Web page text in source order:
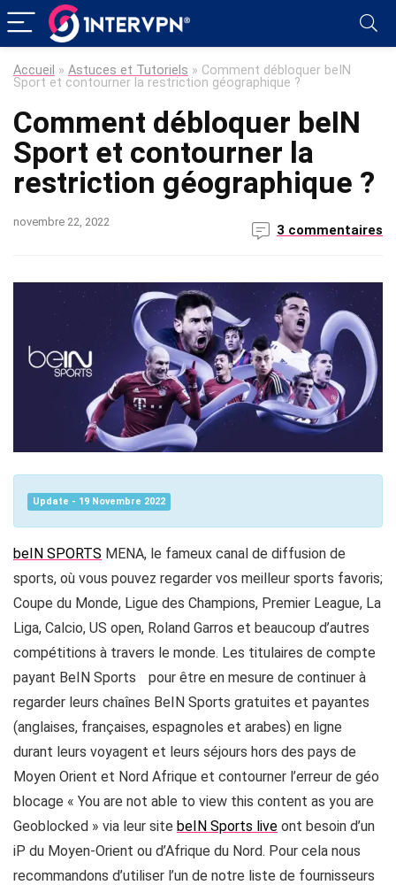
Accueil » Astuces et Tutoriels » Comment débloquer beIN
Sport et contourner la restriction géographique ?
Comment débloquer beIN
Sport et contourner la
restriction géographique ?
novembre 22, 2022
3 commentaires
Update - 19 Novembre 2022
beIN SPORTS MENA, le fameux canal de diffusion de
sports, où vous pouvez regarder vos meilleur sports favoris;
Coupe du Monde, Ligue des Champions, Premier League, La
Liga, Calcio, US open, Roland Garros et beaucoup d’autres
compétitions à travers le monde. Les titulaires de compte
payant BeIN Sports pour être en mesure de continuer à
regarder leurs chaînes BeIN Sports gratuites et payantes
(anglaises, françaises, espagnoles et arabes) en ligne
durant leurs voyagent et leurs séjours hors des pays de
Moyen Orient et Nord Afrique et contourner l’erreur de géo
blocage « You are not able to view this content as you are
Geoblocked » via leur site beIN Sports live ont besoin d’un
iP du Moyen-Orient ou d’Afrique du Nord. Pour cela nous
recommandons d’utiliser l’un de notre liste de fournisseurs